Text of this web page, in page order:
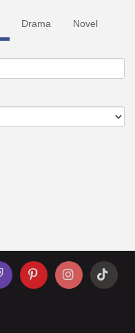
Drama Novel